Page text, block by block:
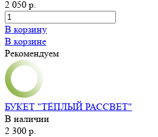
2 050 р.
В корзину
В корзине
Рекомендуем
БУКЕТ "ТЁПЛЫЙ РАССВЕТ"
В наличии
2 300 р.